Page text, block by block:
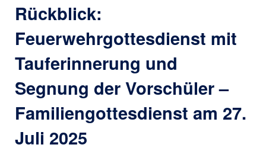
Rückblick:
Feuerwehrgottesdienst mit
Tauferinnerung und
Segnung der Vorschüler –
Familiengottesdienst am 27.
Juli 2025